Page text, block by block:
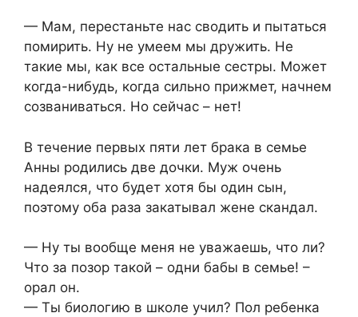
— Мам, перестаньте нас сводить и пытаться
помирить. Ну не умеем мы дружить. Не
такие мы, как все остальные сестры. Может
когда-нибудь, когда сильно прижмет, начнем
созваниваться. Но сейчас – нет!
В течение первых пяти лет брака в семье
Анны родились две дочки. Муж очень
надеялся, что будет хотя бы один сын,
поэтому оба раза закатывал жене скандал.
— Ну ты вообще меня не уважаешь, что ли?
Что за позор такой – одни бабы в семье! –
орал он.
— Ты биологию в школе учил? Пол ребенка